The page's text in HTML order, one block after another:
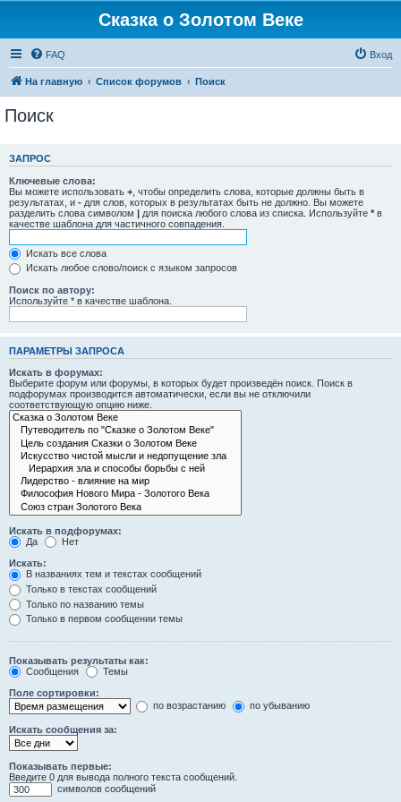
Сказка о Золотом Веке
FAQ Вход
На главную Список форумов Поиск
Поиск
ЗАПРОС
Ключевые слова:
Вы можете использовать + , чтобы определить слова, которые должны быть в
результатах, и - для слов, которых в результатах быть не должно. Вы можете
разделить слова символом | для поиска любого слова из списка. Используйте * в
качестве шаблона для частичного совпадения.
Искать все слова
Искать любое слово/поиск с языком запросов
Поиск по автору:
Используйте * в качестве шаблона.
ПАРАМЕТРЫ ЗАПРОСА
Искать в форумах:
Выберите форум или форумы, в которых будет произведён поиск. Поиск в
подфорумах производится автоматически, если вы не отключили
соответствующую опцию ниже.
Искать в подфорумах:
Да
Нет
Искать:
В названиях тем и текстах сообщений
Только в текстах сообщений
Только по названию темы
Только в первом сообщении темы
Показывать результаты как:
Сообщения
Темы
Поле сортировки:
по возрастанию
по убыванию
Искать сообщения за:
Показывать первые:
Введите 0 для вывода полного текста сообщений.
символов сообщений